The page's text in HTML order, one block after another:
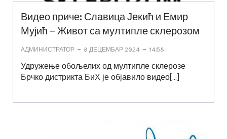
Видео приче: Славица Јекић и Емир
Мујић – Живот са мултипле склерозом
АДМИНИСТРАТОР - 8 ДЕЦЕМБАР 2024 - 14:58
Удружење обољелих од мултипле склерозе
Брчко дистрикта БиХ је објавило видео[…]